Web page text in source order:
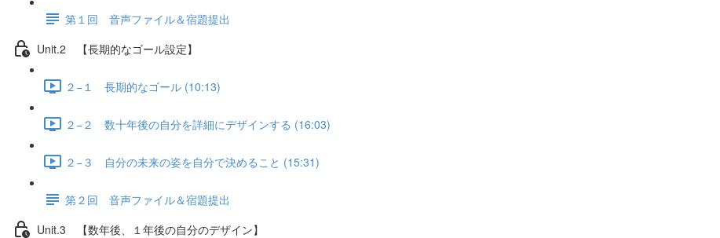
第１回 音声ファイル＆宿題提出
Unit.2 【長期的なゴール設定】
２−１ 長期的なゴール (10:13)
２−２ 数十年後の自分を詳細にデザインする (16:03)
２−３ 自分の未来の姿を自分で決めること (15:31)
第２回 音声ファイル＆宿題提出
Unit.3 【数年後、１年後の自分のデザイン】